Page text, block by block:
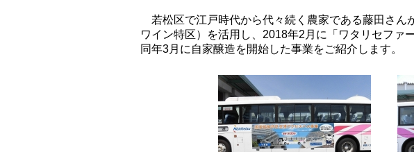
若松区で江戸時代から代々続く農家である藤田さん
ワイン特区）を活用し、2018年2月に「ワタリセファ
同年3月に自家醸造を開始した事業をご紹介します。